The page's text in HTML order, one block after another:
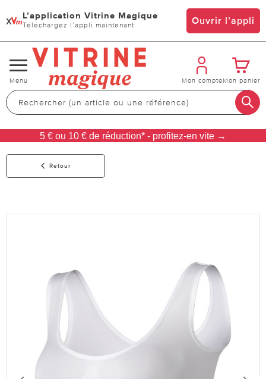
x L’application Vitrine Magique
Téléchargez l’appli maintenant Ouvrir l’appli
Changer
de
navigation
Menu Mon compteMon panier
5 € ou 10 € de réduction* - profitez-en vite →
Retour